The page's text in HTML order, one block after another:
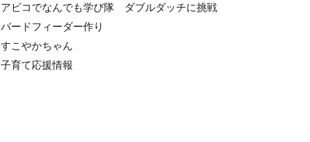
アビコでなんでも学び隊 ダブルダッチに挑戦
バードフィーダー作り
すこやかちゃん
子育て応援情報